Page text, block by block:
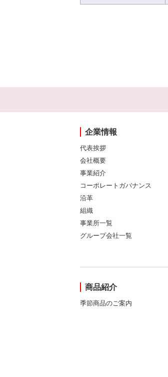
企業情報
代表挨拶
会社概要
事業紹介
コーポレートガバナンス
沿革
組織
事業所一覧
グループ会社一覧
商品紹介
季節商品のご案内